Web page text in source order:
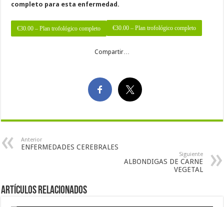
completo para esta enfermedad.
€30.00 – Plan trofológico completo
Compartir…
Anterior
ENFERMEDADES CEREBRALES
Siguiente
ALBONDIGAS DE CARNE
VEGETAL
Artículos Relacionados